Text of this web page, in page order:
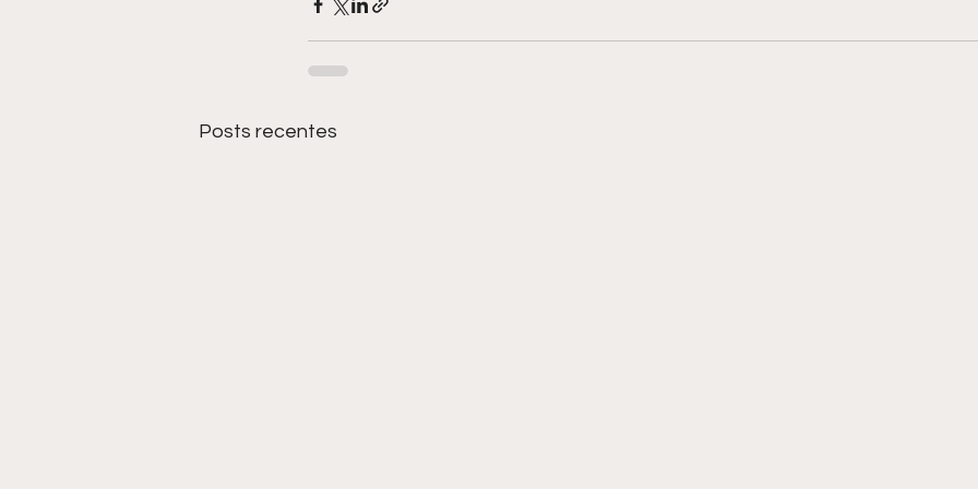
Posts recentes